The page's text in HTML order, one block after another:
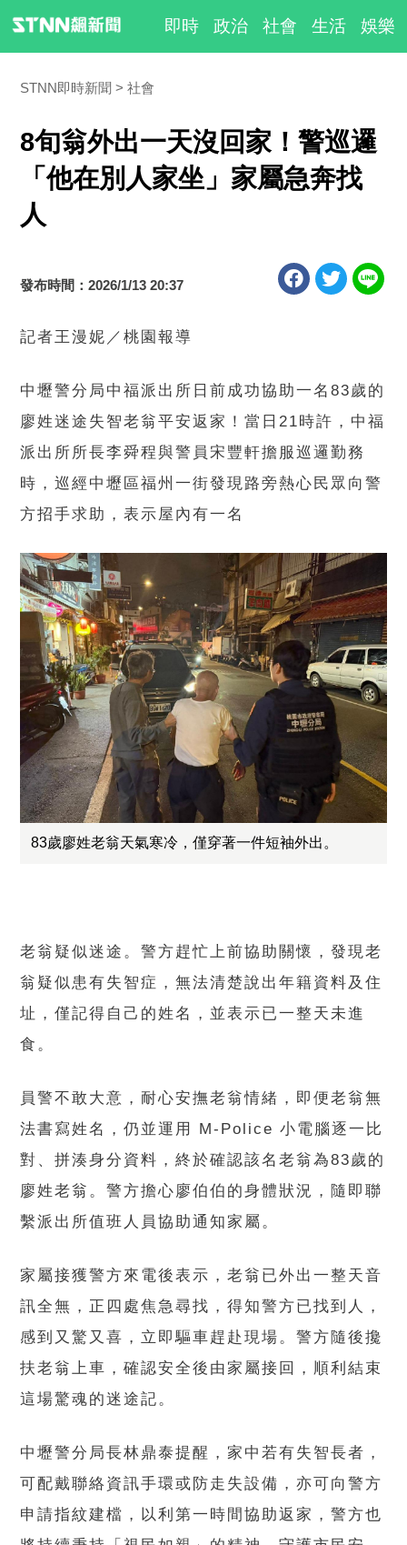
即時 政治 社會 生活 娛樂
STNN即時新聞 社會
8旬翁外出一天沒回家！警巡邏
「他在別人家坐」家屬急奔找
人
發布時間：2026/1/13 20:37
記者王漫妮／桃園報導
中壢警分局中福派出所日前成功協助一名83歲的
廖姓迷途失智老翁平安返家！當日21時許，中福
派出所所長李舜程與警員宋豐軒擔服巡邏勤務
時，巡經中壢區福州一街發現路旁熱心民眾向警
方招手求助，表示屋內有一名
83歲廖姓老翁天氣寒冷，僅穿著一件短袖外出。
老翁疑似迷途。警方趕忙上前協助關懷，發現老
翁疑似患有失智症，無法清楚說出年籍資料及住
址，僅記得自己的姓名，並表示已一整天未進
食。
員警不敢大意，耐心安撫老翁情緒，即便老翁無
法書寫姓名，仍並運用 M-Police 小電腦逐一比
對、拼湊身分資料，終於確認該名老翁為83歲的
廖姓老翁。警方擔心廖伯伯的身體狀況，隨即聯
繫派出所值班人員協助通知家屬。
家屬接獲警方來電後表示，老翁已外出一整天音
訊全無，正四處焦急尋找，得知警方已找到人，
感到又驚又喜，立即驅車趕赴現場。警方隨後攙
扶老翁上車，確認安全後由家屬接回，順利結束
這場驚魂的迷途記。
中壢警分局長林鼎泰提醒，家中若有失智長者，
可配戴聯絡資訊手環或防走失設備，亦可向警方
申請指紋建檔，以利第一時間協助返家，警方也